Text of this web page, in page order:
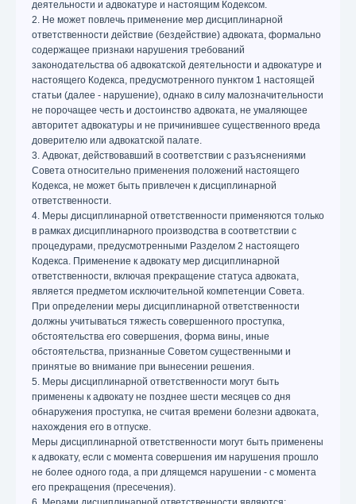
деятельности и адвокатуре и настоящим Кодексом.
2. Не может повлечь применение мер дисциплинарной
ответственности действие (бездействие) адвоката, формально
содержащее признаки нарушения требований
законодательства об адвокатской деятельности и адвокатуре и
настоящего Кодекса, предусмотренного пунктом 1 настоящей
статьи (далее - нарушение), однако в силу малозначительности
не порочащее честь и достоинство адвоката, не умаляющее
авторитет адвокатуры и не причинившее существенного вреда
доверителю или адвокатской палате.
3. Адвокат, действовавший в соответствии с разъяснениями
Совета относительно применения положений настоящего
Кодекса, не может быть привлечен к дисциплинарной
ответственности.
4. Меры дисциплинарной ответственности применяются только
в рамках дисциплинарного производства в соответствии с
процедурами, предусмотренными Разделом 2 настоящего
Кодекса. Применение к адвокату мер дисциплинарной
ответственности, включая прекращение статуса адвоката,
является предметом исключительной компетенции Совета.
При определении меры дисциплинарной ответственности
должны учитываться тяжесть совершенного проступка,
обстоятельства его совершения, форма вины, иные
обстоятельства, признанные Советом существенными и
принятые во внимание при вынесении решения.
5. Меры дисциплинарной ответственности могут быть
применены к адвокату не позднее шести месяцев со дня
обнаружения проступка, не считая времени болезни адвоката,
нахождения его в отпуске.
Меры дисциплинарной ответственности могут быть применены
к адвокату, если с момента совершения им нарушения прошло
не более одного года, а при длящемся нарушении - с момента
его прекращения (пресечения).